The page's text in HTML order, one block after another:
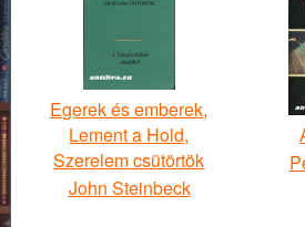
Egerek és emberek,
Lement a Hold,
Szerelem csütörtök
John Steinbeck